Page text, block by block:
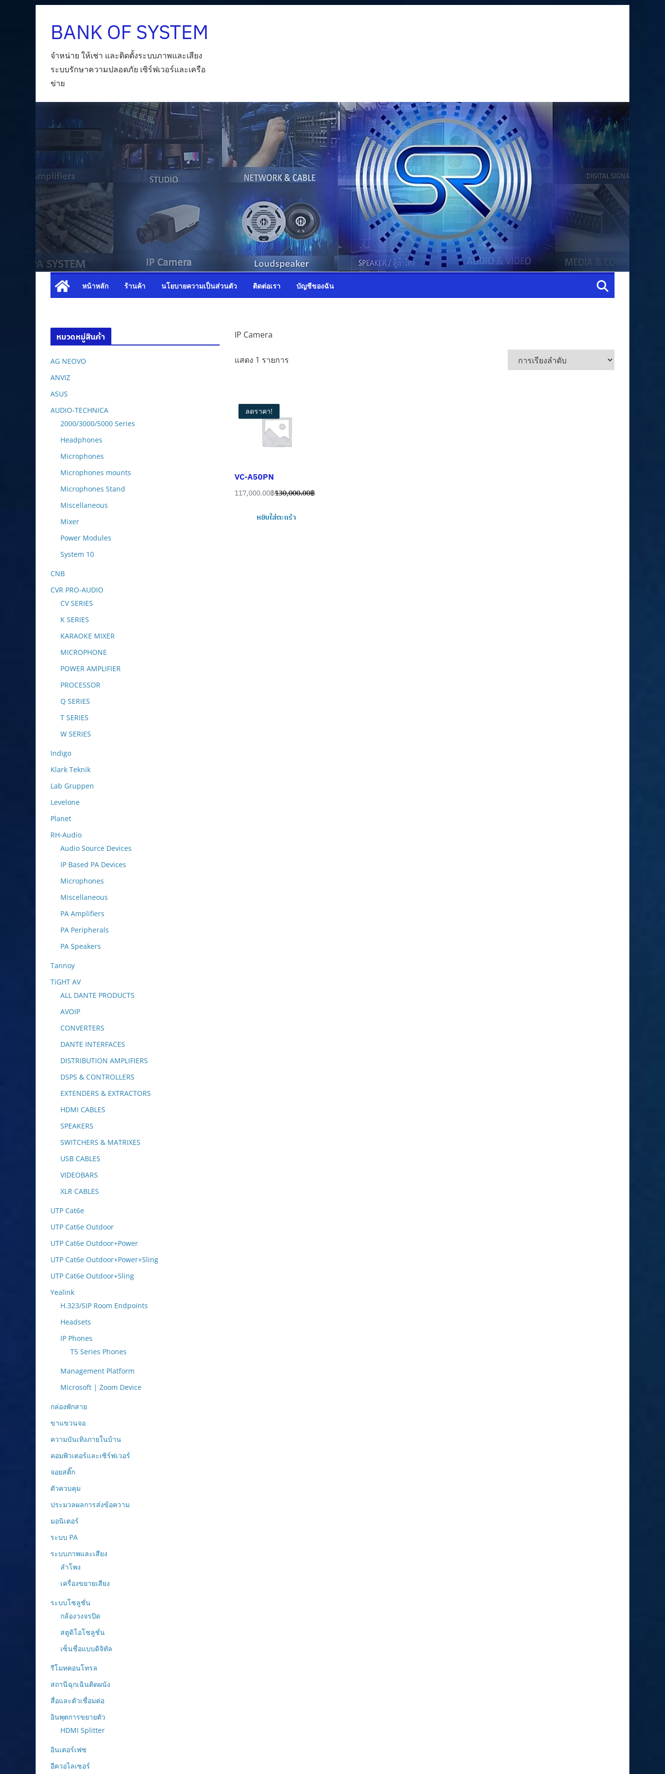
contentBANK OF SYSTEM
จำหน่าย ให้เช่า และติดตั้งระบบภาพและเสียง
ระบบรักษาความปลอดภัย เซิร์ฟเวอร์และเครือ
ข่าย
หน้าหลัก ร้านค้า นโยบายความเป็นส่วนตัว ติดต่อเรา บัญชีของฉัน
IP Camera
แสดง 1 รายการ
ลดราคา!
VC-A50PN
130,000.00฿
Original
117,000.00฿
Current
หยิบใส่ตะกร้า
หมวดหมู่สินค้า
AG NEOVO
ANVIZ
ASUS
AUDIO-TECHNICA
2000/3000/5000 Series
Headphones
Microphones
Microphones mounts
Microphones Stand
Miscellaneous
Mixer
Power Modules
System 10
CNB
CVR PRO-AUDIO
CV SERIES
K SERIES
KARAOKE MIXER
MICROPHONE
POWER AMPLIFIER
PROCESSOR
Q SERIES
T SERIES
W SERIES
Indigo
Klark Teknik
Lab Gruppen
Levelone
Planet
RH-Audio
Audio Source Devices
IP Based PA Devices
Microphones
Miscellaneous
PA Amplifiers
PA Peripherals
PA Speakers
Tannoy
TiGHT AV
ALL DANTE PRODUCTS
AVOIP
CONVERTERS
DANTE INTERFACES
DISTRIBUTION AMPLIFIERS
DSPS & CONTROLLERS
EXTENDERS & EXTRACTORS
HDMI CABLES
SPEAKERS
SWITCHERS & MATRIXES
USB CABLES
VIDEOBARS
XLR CABLES
UTP Cat6e
UTP Cat6e Outdoor
UTP Cat6e Outdoor+Power
UTP Cat6e Outdoor+Power+Sling
UTP Cat6e Outdoor+Sling
Yealink
H.323/SIP Room Endpoints
Headsets
IP Phones
T5 Series Phones
Management Platform
Microsoft | Zoom Device
กล่องพักสาย
ขาแขวนจอ
ความบันเทิงภายในบ้าน
คอมพิวเตอร์และเซิร์ฟเวอร์
จอยสติ๊ก
ตัวควบคุม
ประมวลผลการส่งข้อความ
มอนิเตอร์
ระบบ PA
ระบบภาพและเสียง
ลำโพง
เครื่องขยายเสียง
ระบบโซลูชั่น
กล้องวงจรปิด
สตูดิโอโซลูชั่น
เซ็นชื่อแบบดิจิทัล
รีโมทคอนโทรล
สถานีฉุกเฉินติดผนัง
สื่อและตัวเชื่อมต่อ
อินพุตการขยายตัว
HDMI Splitter
อินเตอร์เฟซ
อีควอไลเซอร์